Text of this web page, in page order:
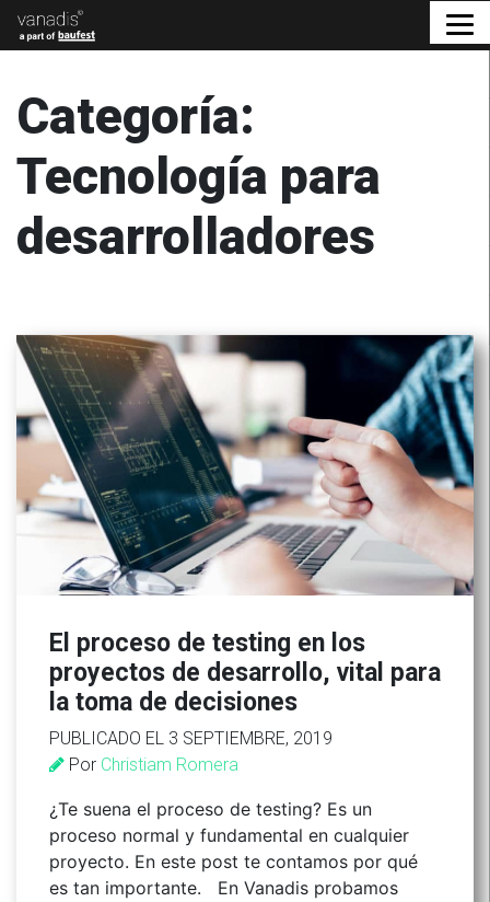
Categoría:
Tecnología para
desarrolladores
El proceso de testing en los
proyectos de desarrollo, vital para
la toma de decisiones
PUBLICADO EL 3 SEPTIEMBRE, 2019
Por Christiam Romera
¿Te suena el proceso de testing? Es un
proceso normal y fundamental en cualquier
proyecto. En este post te contamos por qué
es tan importante. En Vanadis probamos